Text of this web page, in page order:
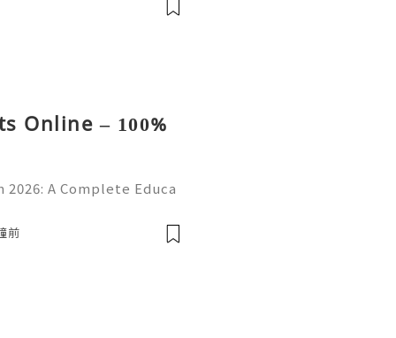
Online – 100%
A Complete Educa
online platform
前